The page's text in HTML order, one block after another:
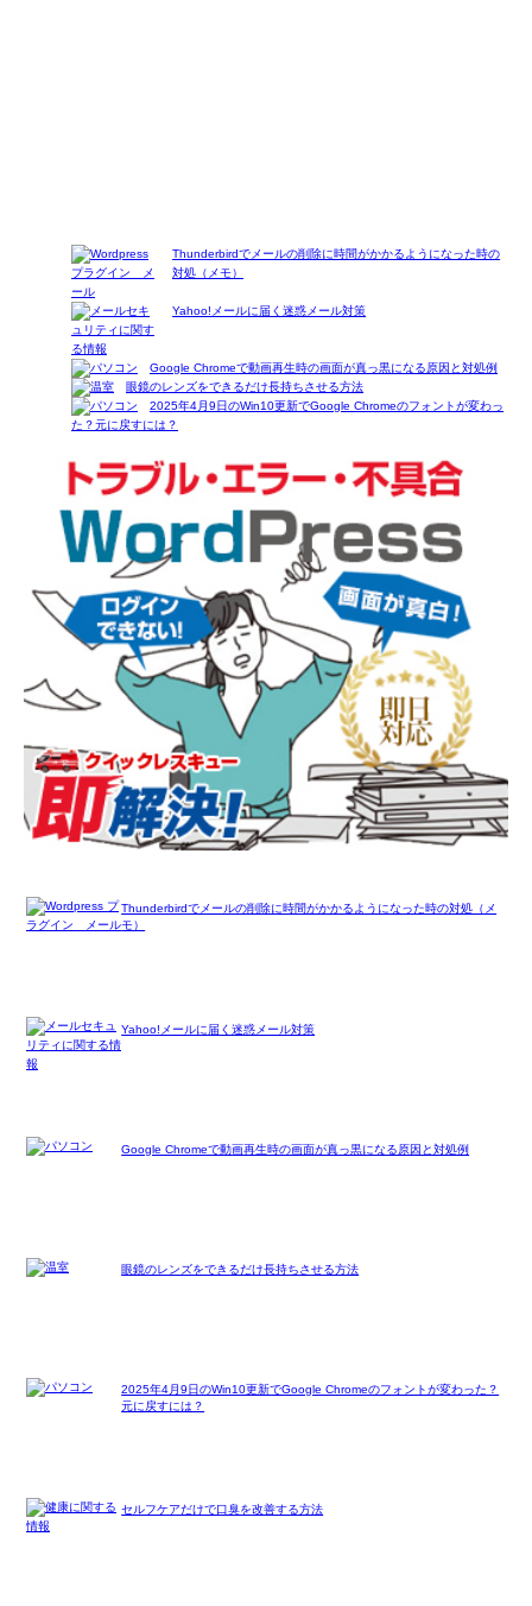
Thunderbirdでメールの削除に時間がかかるようになった時の
対処（メモ）
Yahoo!メールに届く迷惑メール対策
Google Chromeで動画再生時の画面が真っ黒になる原因と対処例
眼鏡のレンズをできるだけ長持ちさせる方法
2025年4月9日のWin10更新でGoogle Chromeのフォントが変わっ
た？元に戻すには？
Thunderbirdでメールの削除に時間がかかるようになった時の対処（メ
モ）
Yahoo!メールに届く迷惑メール対策
Google Chromeで動画再生時の画面が真っ黒になる原因と対処例
眼鏡のレンズをできるだけ長持ちさせる方法
2025年4月9日のWin10更新でGoogle Chromeのフォントが変わった？
元に戻すには？
セルフケアだけで口臭を改善する方法